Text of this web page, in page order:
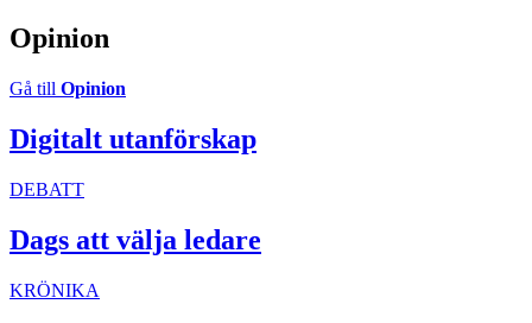
Opinion
Gå till Opinion
Digitalt utanförskap
DEBATT
Dags att välja ledare
KRÖNIKA